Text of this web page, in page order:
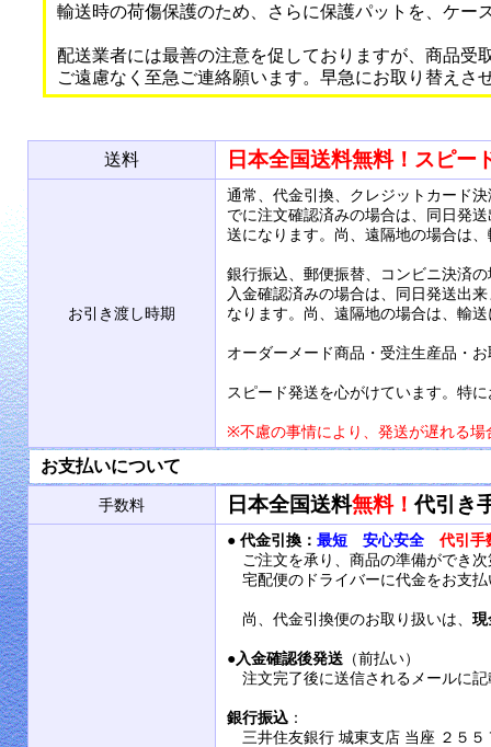
輸送時の荷傷保護のため、さらに保護パットを、ケー
配送業者には最善の注意を促しておりますが、商品受
ご遠慮なく至急ご連絡願います。早急にお取り替えさ
送料 日本全国送料無料！スピ
お引き渡し時期
通常、代金引換、クレジットカード
でに注文確認済みの場合は、同日発
送になります。尚、遠隔地の場合は
銀行振込、郵便振替、コンビニ決済
入金確認済みの場合は、同日発送出
なります。尚、遠隔地の場合は、輸
オーダーメード商品・受注生産品・
スピード発送を心がけています。特
※不慮の事情により、発送が遅れる場
お支払いについて
手数料 日本全国送料無料！代引き
● 代金引換： 最短 安心安全
代引手
ご注文を承り、商品の準備ができ
宅配便のドライバーに代金をお支
尚、代金引換便のお取り扱いは、 現
●入金確認後発送 （前払い）
注文完了後に送信されるメールに
銀行振込 ：
三井住友銀行 城東支店 当座 ２５５